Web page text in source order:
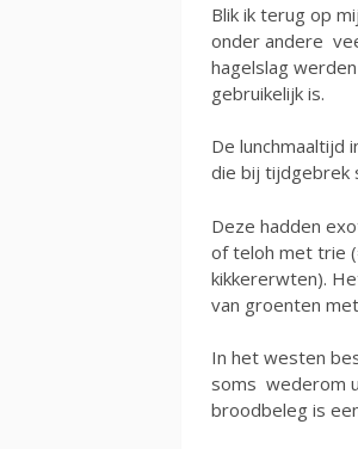
Blik ik terug op
onder andere
hagelslag
gebruikelijk is.
De lunchmaaltijd
die bij tijdgebrek
Deze hadden
of teloh met trie
kikkererwten).
van groenten
In het westen
soms wederom
broodbeleg is